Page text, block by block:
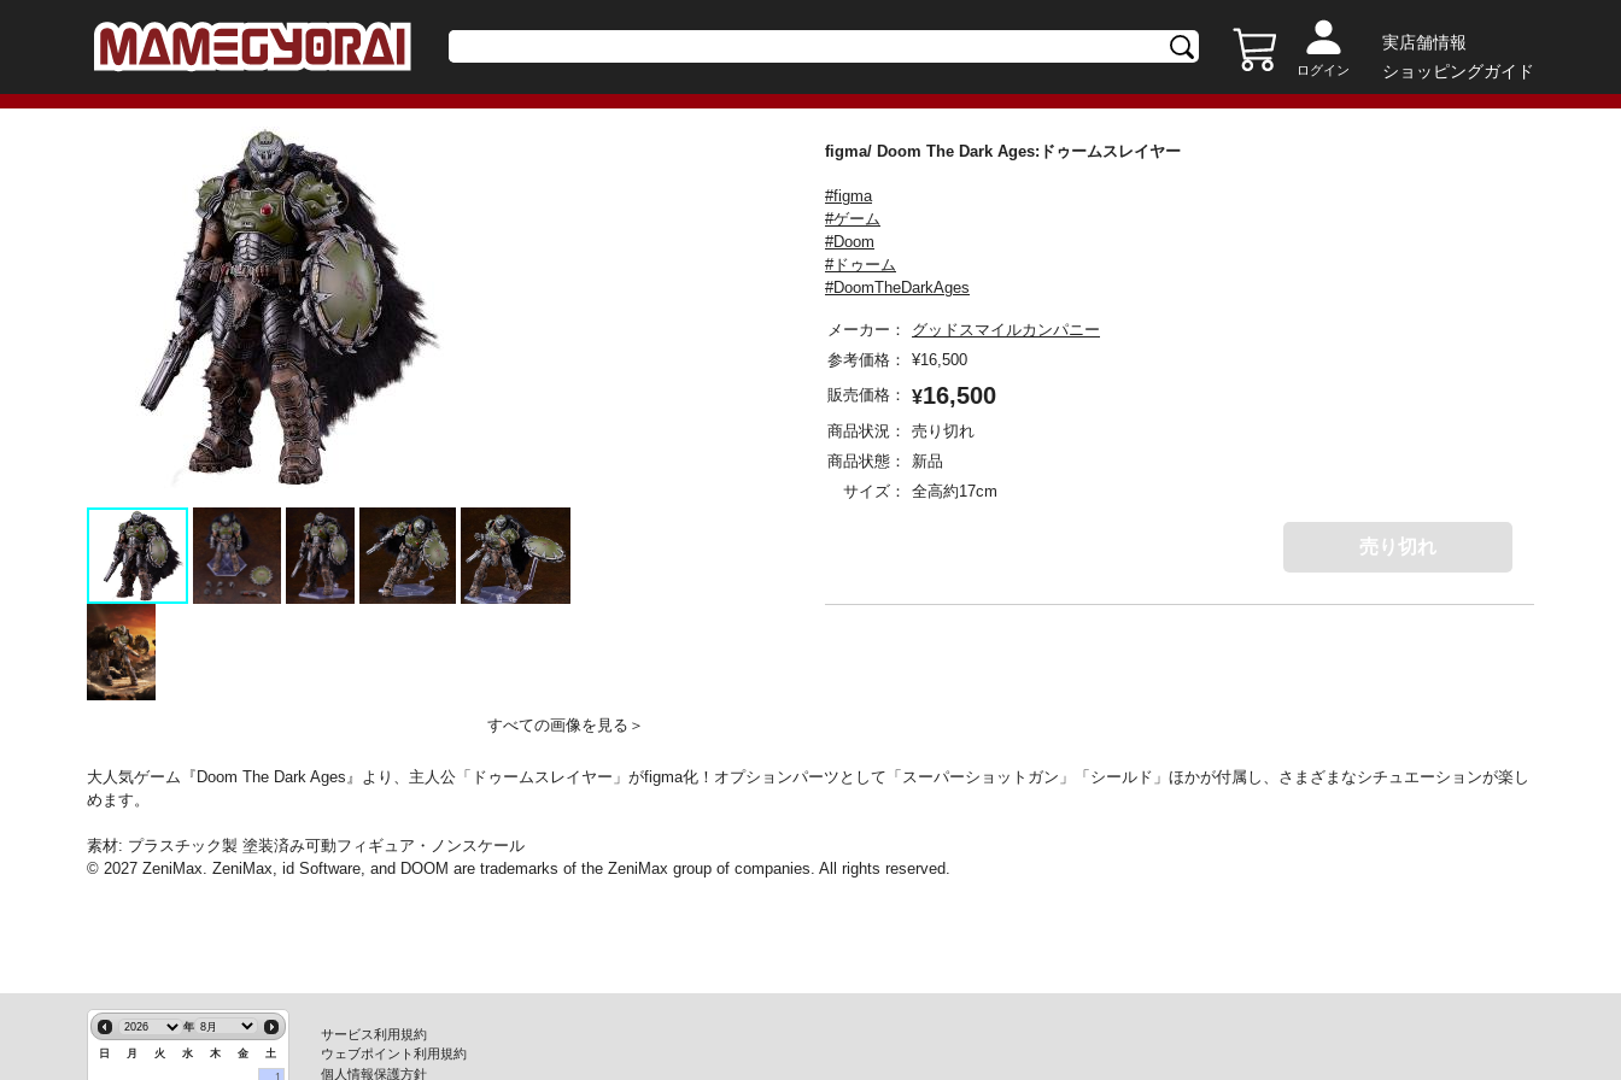
ログイン
実店舗情報
ショッピングガイド
すべての画像を見る＞
figma/ Doom The Dark Ages:ドゥームスレイヤー
#figma
#ゲーム
#Doom
#ドゥーム
#DoomTheDarkAges
メーカー：
グッドスマイルカンパニー
参考価格：
¥16,500
販売価格：
¥16,500
商品状況：
売り切れ
商品状態：
新品
サイズ：
全高約17cm
売り切れ
大人気ゲーム『Doom The Dark Ages』より、主人公「ドゥームスレイヤー」がfigma化！オプションパーツとして「スーパーショットガン」「シールド」ほかが付属し、さまざまなシチュエーションが楽し
めます。
素材: プラスチック製 塗装済み可動フィギュア・ノンスケール
© 2027 ZeniMax. ZeniMax, id Software, and DOOM are trademarks of the ZeniMax group of companies. All rights reserved.
年
日 月 火 水 木 金
土
1
サービス利用規約
ウェブポイント利用規約
個人情報保護方針